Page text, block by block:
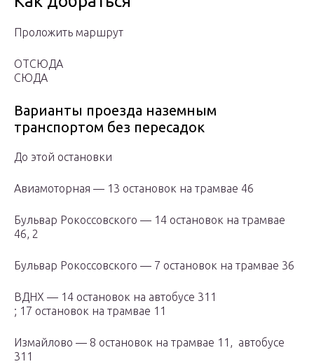
Проложить маршрут
ОТСЮДА
СЮДА
Варианты проезда наземным
транспортом без пересадок
До этой остановки
Авиамоторная — 13 остановок на трамвае 46
Бульвар Рокоссовского — 14 остановок на трамвае
46, 2
Бульвар Рокоссовского — 7 остановок на трамвае 36
ВДНХ — 14 остановок на автобусе 311
; 17 остановок на трамвае 11
Измайлово — 8 остановок на трамвае 11, автобусе
311